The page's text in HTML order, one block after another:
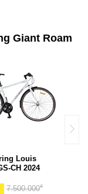
Giant Roam
Louis
CH 2024
7.500.000₫